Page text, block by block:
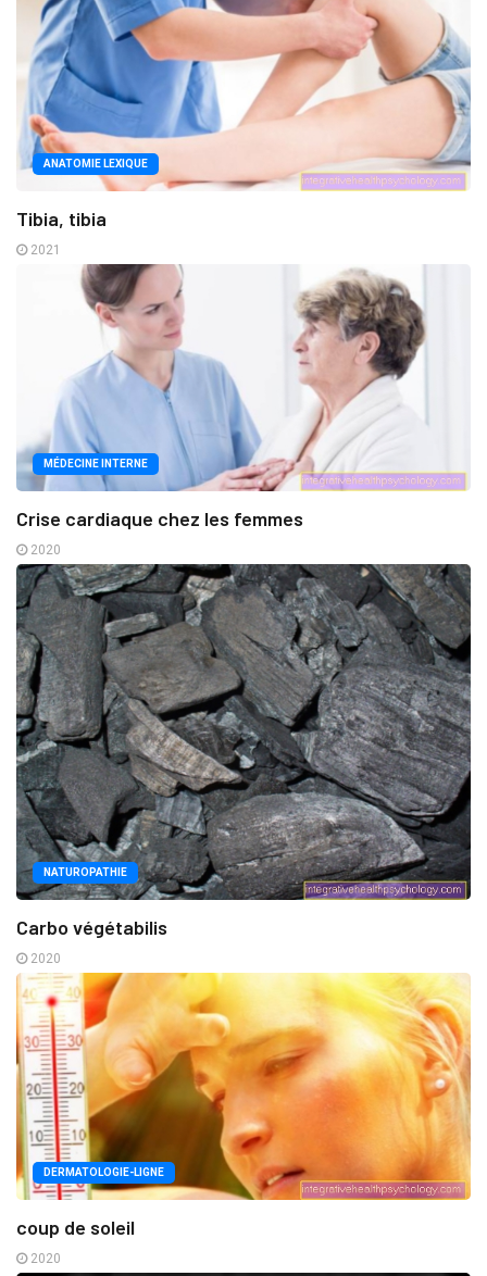
ANATOMIE LEXIQUE
Tibia, tibia
2021
MÉDECINE INTERNE
Crise cardiaque chez les femmes
2020
NATUROPATHIE
Carbo végétabilis
2020
DERMATOLOGIE-LIGNE
coup de soleil
2020